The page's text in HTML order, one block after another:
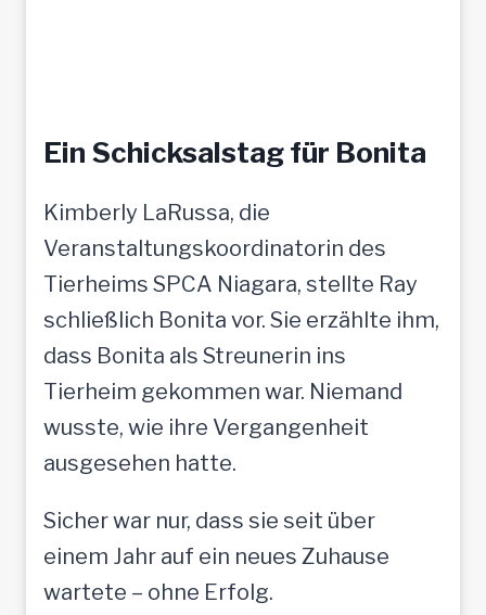
Ein Schicksalstag für Bonita
Kimberly LaRussa, die
Veranstaltungskoordinatorin des
Tierheims SPCA Niagara, stellte Ray
schließlich Bonita vor. Sie erzählte ihm,
dass Bonita als Streunerin ins
Tierheim gekommen war. Niemand
wusste, wie ihre Vergangenheit
ausgesehen hatte.
Sicher war nur, dass sie seit über
einem Jahr auf ein neues Zuhause
wartete – ohne Erfolg.